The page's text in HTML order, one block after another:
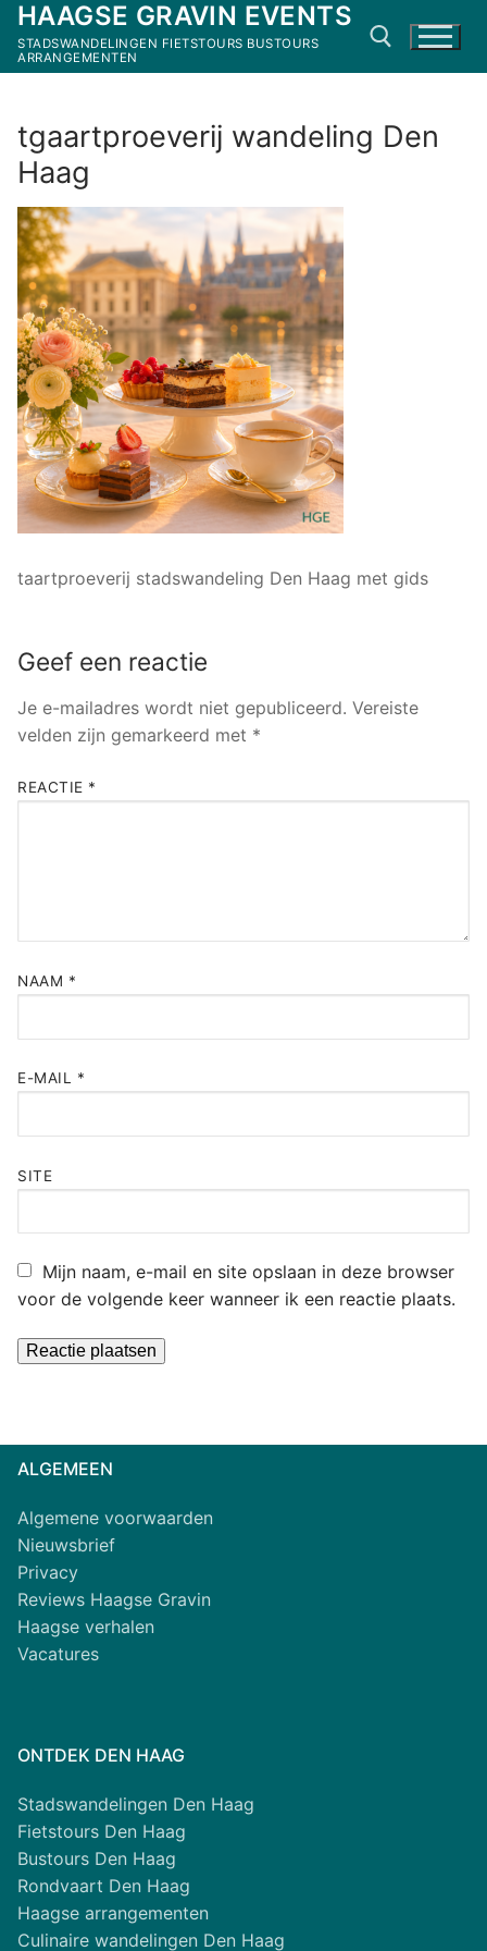
Ga
naar
de
HAAGSE GRAVIN EVENTS
STADSWANDELINGEN FIETSTOURS BUSTOURS
ARRANGEMENTEN
Zoeken naar:
tgaartproeverij wandeling Den
Haag
taartproeverij stadswandeling Den Haag met gids
Geef een reactie
Je e-mailadres wordt niet gepubliceerd. Vereiste
velden zijn gemarkeerd met *
REACTIE *
NAAM *
E-MAIL *
SITE
Mijn naam, e-mail en site opslaan in deze browser
voor de volgende keer wanneer ik een reactie plaats.
ALGEMEEN
Algemene voorwaarden
Nieuwsbrief
Privacy
Reviews Haagse Gravin
Haagse verhalen
Vacatures
ONTDEK DEN HAAG
Stadswandelingen Den Haag
Fietstours Den Haag
Bustours Den Haag
Rondvaart Den Haag
Haagse arrangementen
Culinaire wandelingen Den Haag